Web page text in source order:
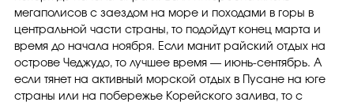
мегаполисов с заездом на море и походами в горы в
центральной части страны, то подойдут конец марта и
время до начала ноября. Если манит райский отдых на
острове Чеджудо, то лучшее время — июнь-сентябрь. А
если тянет на активный морской отдых в Пусане на юге
страны или на побережье Корейского залива, то с